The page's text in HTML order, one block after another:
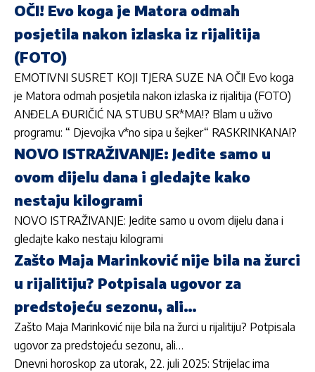
OČI! Evo koga je Matora odmah
posjetila nakon izlaska iz rijalitija
(FOTO)
EMOTIVNI SUSRET KOJI TJERA SUZE NA OČI! Evo koga
je Matora odmah posjetila nakon izlaska iz rijalitija (FOTO)
ANĐELA ĐURIČIĆ NA STUBU SR*MA!? Blam u uživo
programu: “ Djevojka v*no sipa u šejker“ RASKRINKANA!?
NOVO ISTRAŽIVANJE: Jedite samo u
ovom dijelu dana i gledajte kako
nestaju kilogrami
NOVO ISTRAŽIVANJE: Jedite samo u ovom dijelu dana i
gledajte kako nestaju kilogrami
Zašto Maja Marinković nije bila na žurci
u rijalitiju? Potpisala ugovor za
predstojeću sezonu, ali…
Zašto Maja Marinković nije bila na žurci u rijalitiju? Potpisala
ugovor za predstojeću sezonu, ali…
Dnevni horoskop za utorak, 22. juli 2025: Strijelac ima